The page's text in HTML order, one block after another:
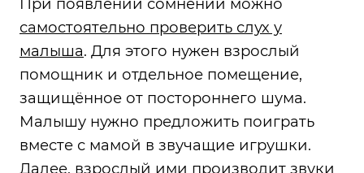
самостоятельно проверить слух у
малыша. Для этого нужен взрослый
помощник и отдельное помещение,
защищённое от постороннего шума.
Малышу нужно предложить поиграть
вместе с мамой в звучащие игрушки.
Далее, взрослый ими производит звуки